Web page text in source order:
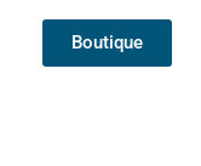
Boutique